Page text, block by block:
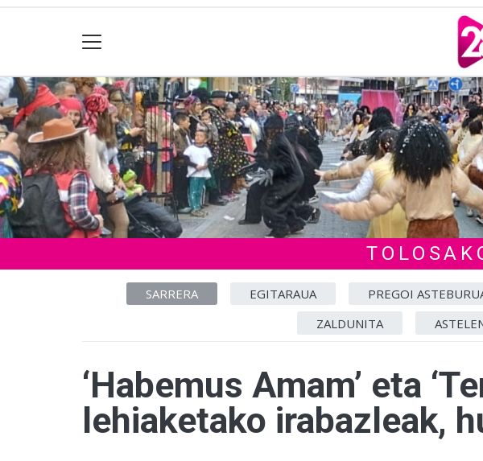
SARRERA EGITARAUA PREGOI
ZALDUNITA
‘Habemus Amam’ eta
lehiaketako irabazleak,